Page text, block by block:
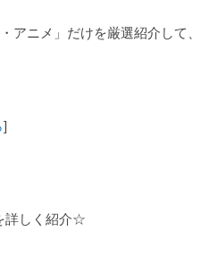
アニメ」だけを厳選紹介して、
]
詳しく紹介☆